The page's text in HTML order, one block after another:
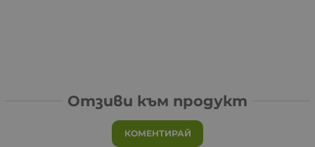
Отзиви към продукт
КОМЕНТИРАЙ